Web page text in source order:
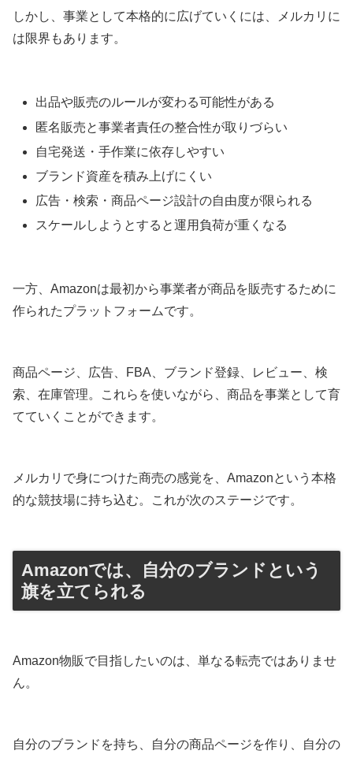
しかし、事業として本格的に広げていくには、メルカリに
は限界もあります。
出品や販売のルールが変わる可能性がある
匿名販売と事業者責任の整合性が取りづらい
自宅発送・手作業に依存しやすい
ブランド資産を積み上げにくい
広告・検索・商品ページ設計の自由度が限られる
スケールしようとすると運用負荷が重くなる
一方、Amazonは最初から事業者が商品を販売するために
作られたプラットフォームです。
商品ページ、広告、FBA、ブランド登録、レビュー、検
索、在庫管理。これらを使いながら、商品を事業として育
てていくことができます。
メルカリで身につけた商売の感覚を、Amazonという本格
的な競技場に持ち込む。これが次のステージです。
Amazonでは、自分のブランドという
旗を立てられる
Amazon物販で目指したいのは、単なる転売ではありませ
ん。
自分のブランドを持ち、自分の商品ページを作り、自分の